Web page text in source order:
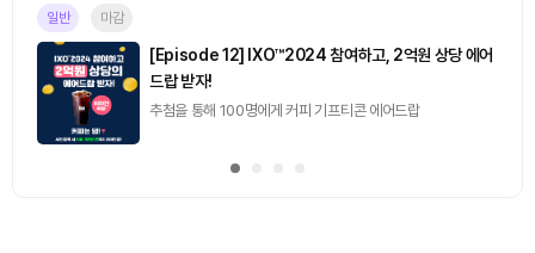
일반 마감
[Episode 12] IXO™2024 참여하고, 2억원 상당 에어
드랍 받자!
추첨을 통해 100명에게 커피 기프티콘 에어드랍